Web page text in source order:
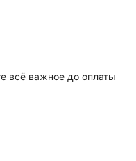
всё важное до оплаты